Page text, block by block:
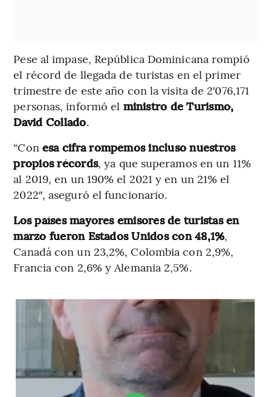
Pese al impase, República Dominicana rompió
el récord de llegada de turistas en el primer
trimestre de este año con la visita de 2′076,171
personas, informó el ministro de Turismo,
David Collado.
“Con esa cifra rompemos incluso nuestros
propios récords, ya que superamos en un 11%
al 2019, en un 190% el 2021 y en un 21% el
2022″, aseguró el funcionario.
Los países mayores emisores de turistas en
marzo fueron Estados Unidos con 48,1%,
Canadá con un 23,2%, Colombia con 2,9%,
Francia con 2,6% y Alemania 2,5%.